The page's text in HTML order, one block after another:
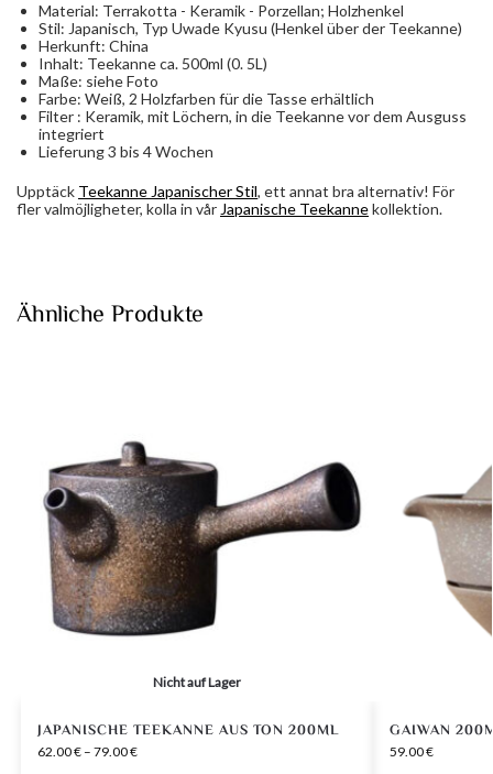
Material: Terrakotta - Keramik - Porzellan; Holzhenkel
Stil: Japanisch, Typ Uwade Kyusu (Henkel über der Teekanne)
Herkunft: China
Inhalt: Teekanne ca. 500ml (0. 5L)
Maße: siehe Foto
Farbe: Weiß, 2 Holzfarben für die Tasse erhältlich
Filter : Keramik, mit Löchern, in die Teekanne vor dem Ausguss
integriert
Lieferung 3 bis 4 Wochen
Upptäck Teekanne Japanischer Stil, ett annat bra alternativ! För
fler valmöjligheter, kolla in vår Japanische Teekannekollektion.
Ähnliche Produkte
Nicht auf Lager
JAPANISCHE TEEKANNE AUS TON 200ML
62.00€ – 79.00€
GAIWAN
59.00€